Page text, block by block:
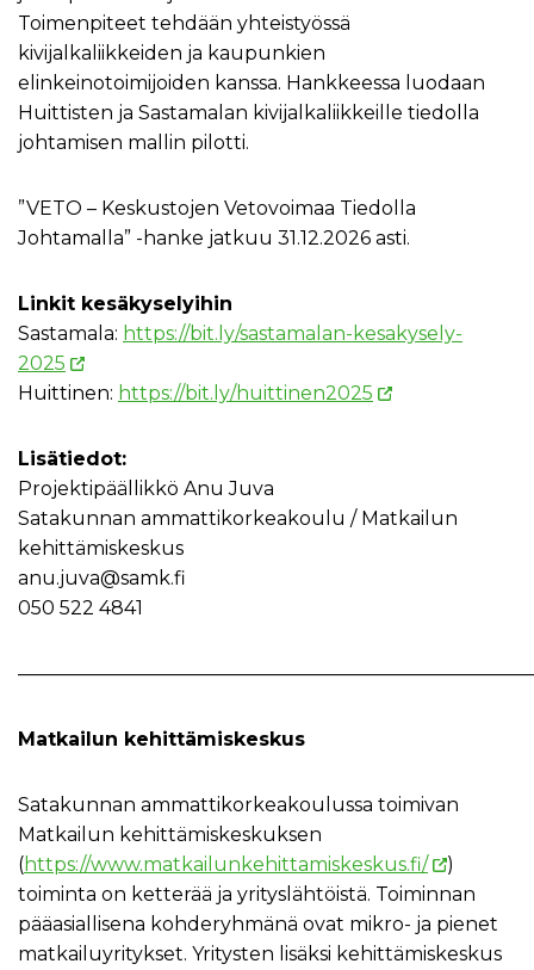
Toimenpiteet tehdään yhteistyössä
kivijalkaliikkeiden ja kaupunkien
elinkeinotoimijoiden kanssa. Hankkeessa luodaan
Huittisten ja Sastamalan kivijalkaliikkeille tiedolla
johtamisen mallin pilotti.
”VETO – Keskustojen Vetovoimaa Tiedolla
Johtamalla” -hanke jatkuu 31.12.2026 asti.
Linkit kesäkyselyihin
Sastamala: https://bit.ly/sastamalan-kesakysely-
2025
Huittinen: https://bit.ly/huittinen2025
Lisätiedot:
Projektipäällikkö Anu Juva
Satakunnan ammattikorkeakoulu / Matkailun
kehittämiskeskus
anu.juva@samk.fi
050 522 4841
Matkailun kehittämiskeskus
Satakunnan ammattikorkeakoulussa toimivan
Matkailun kehittämiskeskuksen
(https://www.matkailunkehittamiskeskus.fi/
)
toiminta on ketterää ja yrityslähtöistä. Toiminnan
pääasiallisena kohderyhmänä ovat mikro- ja pienet
matkailuyritykset. Yritysten lisäksi kehittämiskeskus